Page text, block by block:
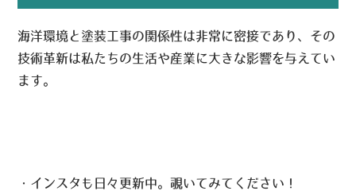
海洋環境と塗装工事の関係性は非常に密接であり、その
技術革新は私たちの生活や産業に大きな影響を与えてい
ます。
・インスタも日々更新中。覗いてみてください！